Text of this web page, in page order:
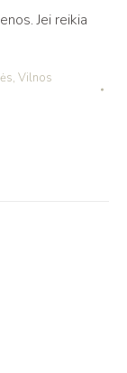
Jei reikia
, Vilnos